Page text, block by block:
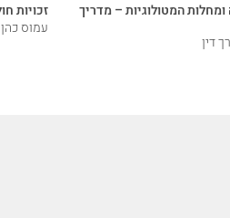
ומחלות המטולוגיות – מדריך
דין
זכויות
עמוס